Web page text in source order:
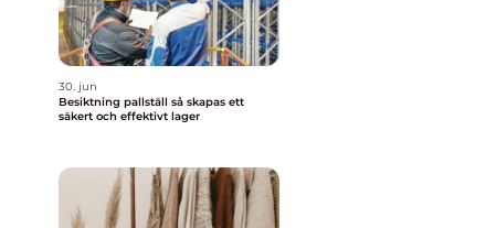
30. jun
Besiktning pallställ så skapas ett
säkert och effektivt lager